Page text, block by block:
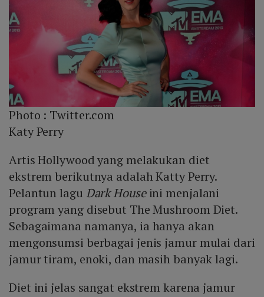
Photo : Twitter.com
Katy Perry
Artis Hollywood yang melakukan diet
ekstrem berikutnya adalah Katty Perry.
Pelantun lagu Dark Houseini menjalani
program yang disebut The Mushroom Diet.
Sebagaimana namanya, ia hanya akan
mengonsumsi berbagai jenis jamur mulai dari
jamur tiram, enoki, dan masih banyak lagi.
Diet ini jelas sangat ekstrem karena jamur